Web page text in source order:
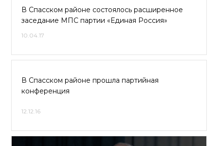
В Спасском районе состоялось расширенное
заседание МПС партии «Единая Россия»
10.04.17
В Спасском районе прошла партийная
конференция
12.12.16